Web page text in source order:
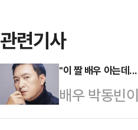
관련기사
"이 짤 배우 아는데
배우 박동빈
4시 25분쯤